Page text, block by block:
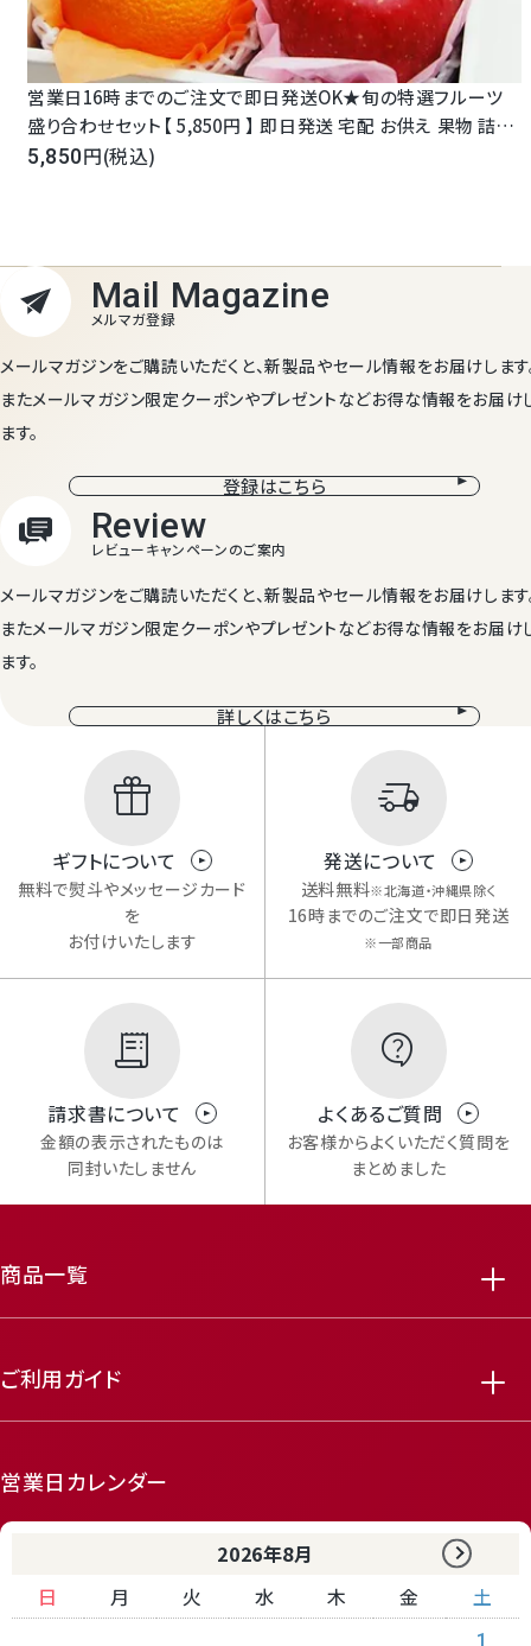
営業日16時までのご注文で即日発送OK★旬の特選フルーツ
盛り合わせセット【 5,850円 】 即日発送 宅配 お供え 果物 詰め
合わせ 盛り合わせ 内祝い 御祝い お誕生日 お見舞い 御礼 お
5,850 (税込)
メールマガジンをご購読いただくと、新製品やセール情報をお届けします
またメールマガジン限定クーポンやプレゼントなどお得な情報をお届け
ます。
登録はこちら
メールマガジンをご購読いただくと、新製品やセール情報をお届けします
またメールマガジン限定クーポンやプレゼントなどお得な情報をお届け
ます。
詳しくはこちら
ギフトについて
無料で熨斗やメッセージカード
を
お付けいたします
発送について
送料無料※北海道・沖縄県除く
16時までのご注文で即日発送
※一部商品
請求書について
金額の表示されたものは
同封いたしません
よくあるご質問
お客様からよくいただく質問を
まとめました
商品一覧
ご利用ガイド
営業日カレンダー
2026年8月
日
月 火 水 木 金 土
1